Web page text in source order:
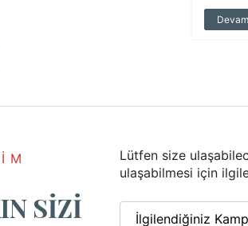
Devamını
SİZİ
Lütfen size
ulaşabilmesi için